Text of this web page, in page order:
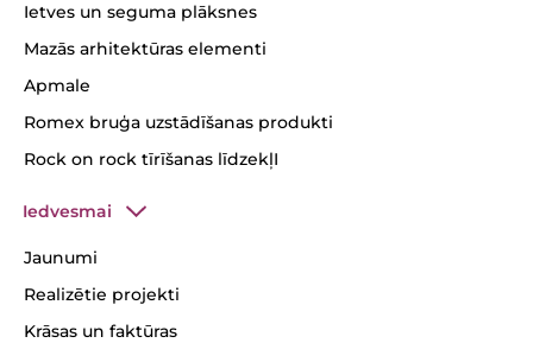
Ietves un seguma plāksnes
Mazās arhitektūras elementi
Apmale
Romex bruģa uzstādīšanas produkti
Rock on rock tīrīšanas līdzekļI
Iedvesmai
Jaunumi
Realizētie projekti
Krāsas un faktūras